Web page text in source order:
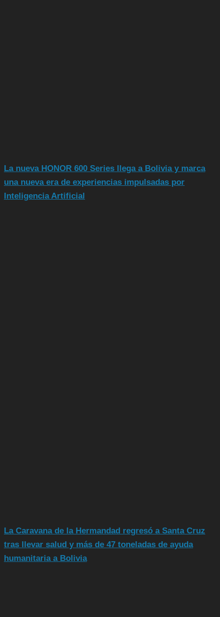
La nueva HONOR 600 Series llega a Bolivia y marca
una nueva era de experiencias impulsadas por
Inteligencia Artificial
La Caravana de la Hermandad regresó a Santa Cruz
tras llevar salud y más de 47 toneladas de ayuda
humanitaria a Bolivia